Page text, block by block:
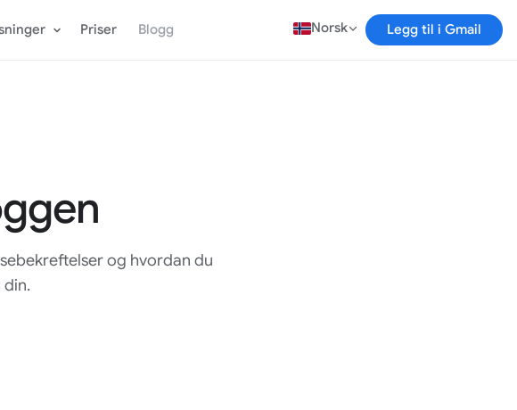
Priser Blogg Norsk Legg til i Gmail
og hvordan du